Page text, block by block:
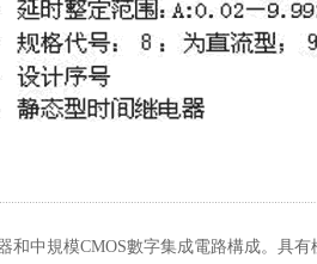
和中規模CMOS數字集成電路構成。具